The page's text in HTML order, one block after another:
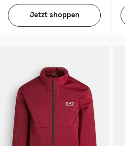
Jetzt shoppen